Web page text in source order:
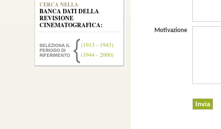
Motivazione
CERCA NELLA
BANCA DATI DELLA
REVISIONE
CINEMATOGRAFICA:
(1913 - 1943)
(1944 - 2000)